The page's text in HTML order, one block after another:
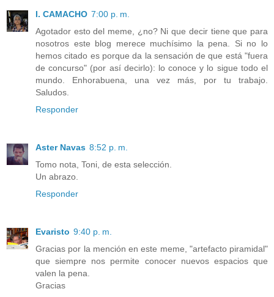
I. CAMACHO 7:00 p. m.
Agotador esto del meme, ¿no? Ni que decir tiene que para
nosotros este blog merece muchísimo la pena. Si no lo
hemos citado es porque da la sensación de que está "fuera
de concurso" (por así decirlo): lo conoce y lo sigue todo el
mundo. Enhorabuena, una vez más, por tu trabajo.
Saludos.
Responder
Aster Navas 8:52 p. m.
Tomo nota, Toni, de esta selección.
Un abrazo.
Responder
Evaristo 9:40 p. m.
Gracias por la mención en este meme, "artefacto piramidal"
que siempre nos permite conocer nuevos espacios que
valen la pena.
Gracias